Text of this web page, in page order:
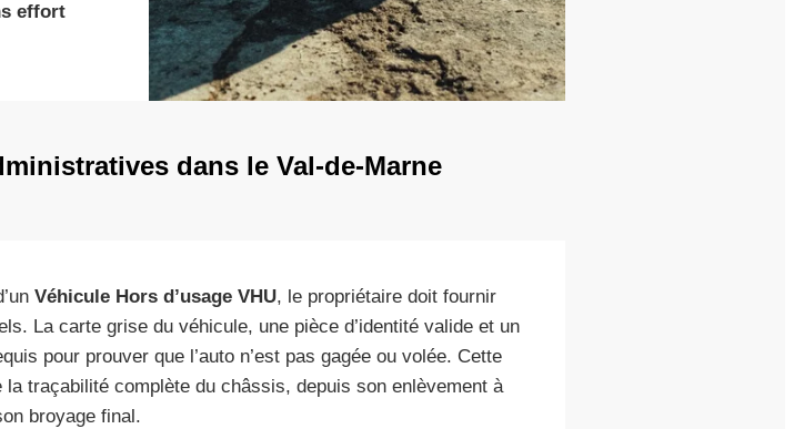
effort
dans le Val-de-Marne
Véhicule Hors d’usage VHU, le propriétaire doit fournir
La carte grise du véhicule, une pièce d’identité valide et un
pour prouver que l’auto n’est pas gagée ou volée. Cette
traçabilité complète du châssis, depuis son enlèvement à
broyage final.